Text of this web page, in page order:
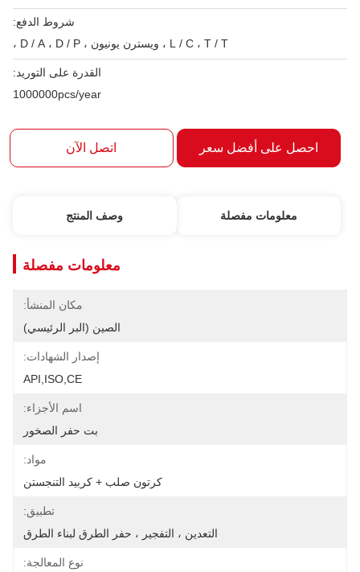
شروط الدفع:
L / C ، T / T ، ويسترن يونيون ، D / A ، D / P ،
القدرة على التوريد:
1000000pcs/year
احصل على أفضل سعر اتصل الآن
معلومات مفصلة وصف المنتج
معلومات مفصلة
مكان المنشأ:
الصين (البر الرئيسي)
إصدار الشهادات:
API,ISO,CE
اسم الأجزاء:
بت حفر الصخور
مواد:
كرتون صلب + كربيد التنجستن
تطبيق:
التعدين ، التفجير ، حفر الطرق لبناء الطرق
نوع المعالجة: